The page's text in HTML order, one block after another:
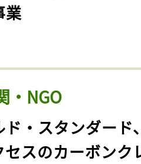
業
・NGO
ド・スタンダード
スのカーボンク